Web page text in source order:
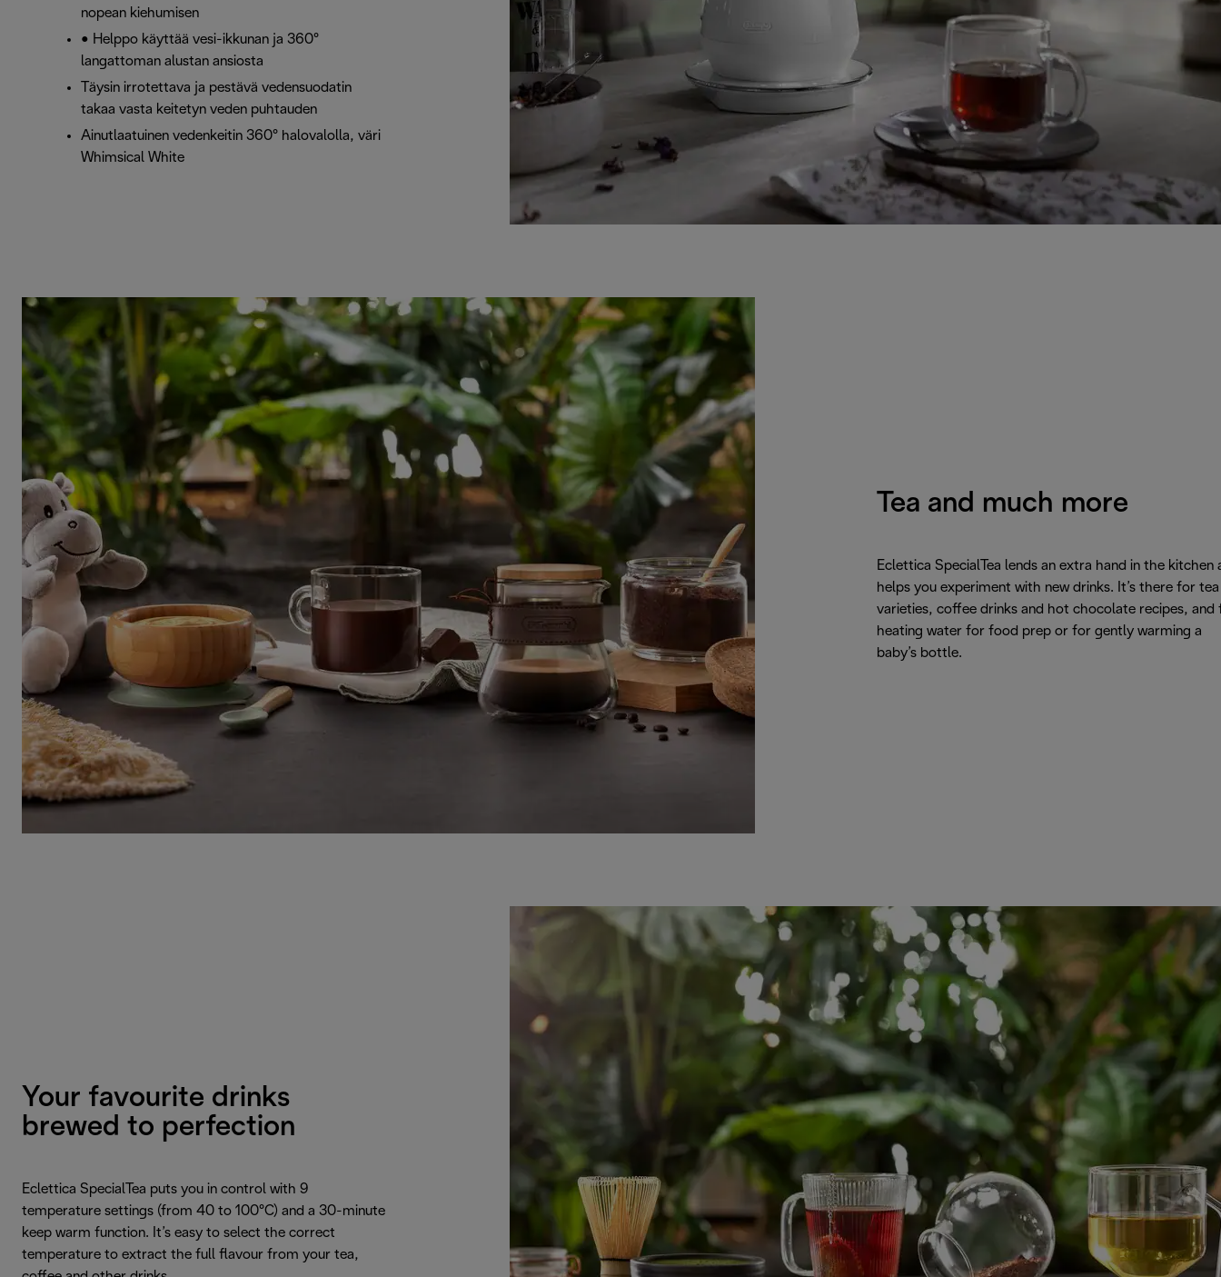
nopean kiehumisen
• Helppo käyttää vesi-ikkunan ja 360°
langattoman alustan ansiosta
Täysin irrotettava ja pestävä vedensuodatin
takaa vasta keitetyn veden puhtauden
Ainutlaatuinen vedenkeitin 360° halovalolla, väri
Whimsical White
Tea and much more
Eclettica SpecialTea lends an extra hand in the kitchen
helps you experiment with new drinks. It’s there for tea
varieties, coffee drinks and hot chocolate recipes, and
heating water for food prep or for gently warming a
baby’s bottle.
Your favourite drinks
brewed to perfection
Eclettica SpecialTea puts you in control with 9
temperature settings (from 40 to 100°C) and a 30-minute
keep warm function. It’s easy to select the correct
temperature to extract the full flavour from your tea,